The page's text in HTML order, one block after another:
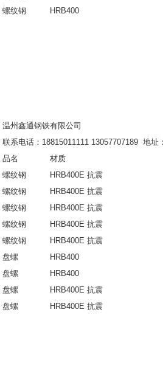
螺纹钢
HRB400
温州鑫通钢铁有限公司
联系电话：18815011111 13057707189 地址
品名
材质
螺纹钢
HRB400E 抗震
螺纹钢
HRB400E 抗震
螺纹钢
HRB400E 抗震
螺纹钢
HRB400E 抗震
螺纹钢
HRB400E抗震
盘螺
HRB400
盘螺
HRB400
盘螺
HRB400E抗震
盘螺
HRB400E抗震